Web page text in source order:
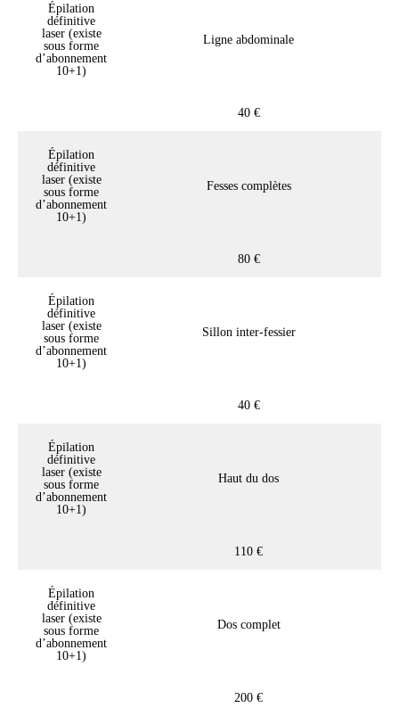
Épilation
définitive
laser (existe
sous forme
d’abonnement
10+1)
Ligne abdominale
40 €
Épilation
définitive
laser (existe
sous forme
d’abonnement
10+1)
Fesses complètes
80 €
Épilation
définitive
laser (existe
sous forme
d’abonnement
10+1)
Sillon inter-fessier
40 €
Épilation
définitive
laser (existe
sous forme
d’abonnement
10+1)
Haut du dos
110 €
Épilation
définitive
laser (existe
sous forme
d’abonnement
10+1)
Dos complet
200 €